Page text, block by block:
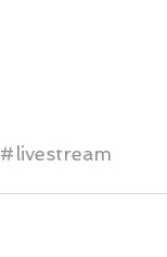
#livestream